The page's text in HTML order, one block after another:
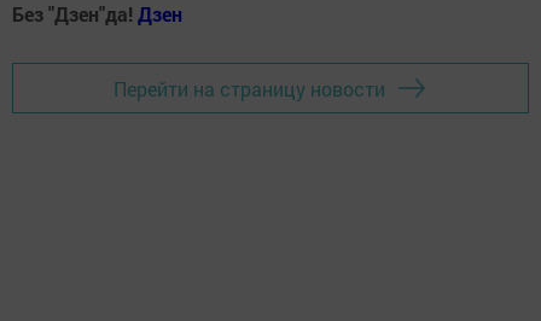
Без "Дзен"да! Дзен
Перейти на страницу новости